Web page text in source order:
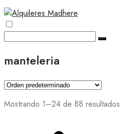
manteleria
Mostrando 1–24 de 88 resultados